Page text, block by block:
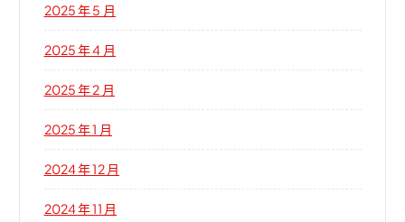
2025 年 5 月
2025 年 4 月
2025 年 2 月
2025 年 1 月
2024 年 12 月
2024 年 11 月